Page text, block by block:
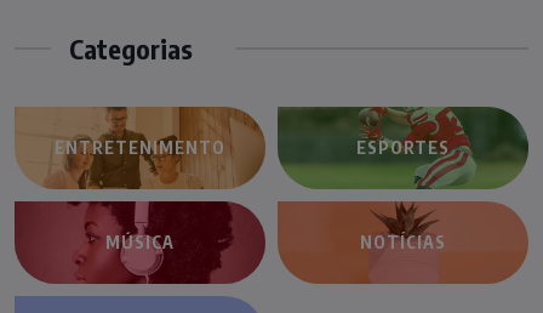
Categorias
ENTRETENIMENTO ESPORTES
MÚSICA NOTÍCIAS